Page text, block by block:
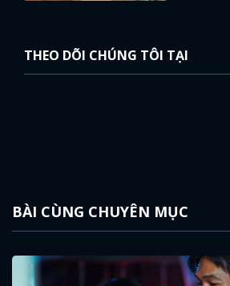
THEO DÕI CHÚNG TÔI TẠI
BÀI CÙNG CHUYÊN MỤC